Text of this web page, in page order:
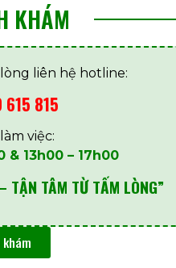
KHÁM
liên hệ hotline:
815
việc:
& 13h00 – 17h00
TẬN TÂM TỪ TẤM LÒNG”